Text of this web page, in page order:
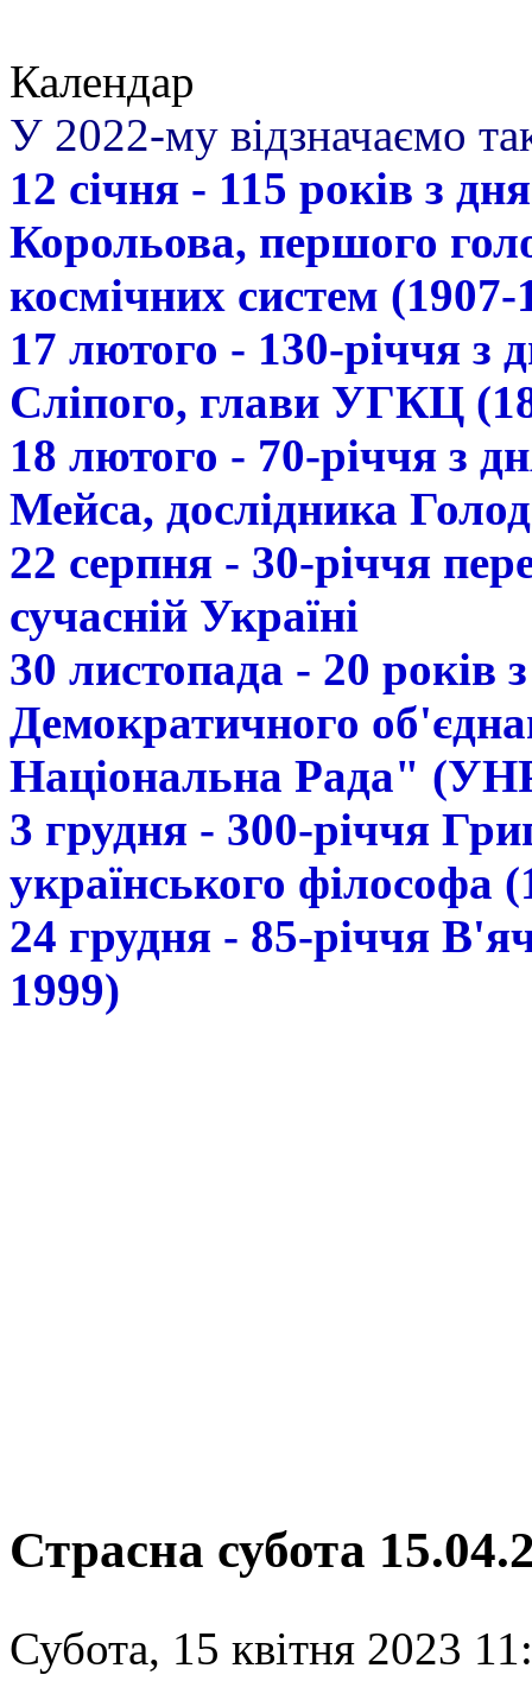
Календар
У 2022-му відзначаємо
12 січня - 115 років з
Корольова, першого
космічних систем (1907-
17 лютого - 130-річчя з
Сліпого, глави УГКЦ
18 лютого - 70-річчя з
Мейса, дослідника
22 серпня - 30-річчя
сучасній Україні
30 листопада - 20 років
Демократичного
Національна Рада"
3 грудня - 300-річчя
українського філософа
24 грудня - 85-річчя
1999)
Страсна субота
Субота, 15 квітня 2023